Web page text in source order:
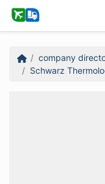
company
Schwarz